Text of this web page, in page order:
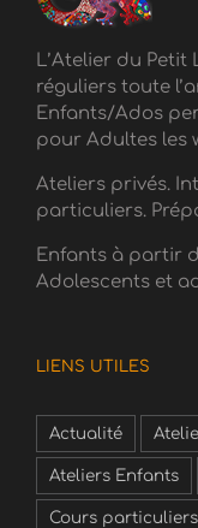
L’Atelier du Petit
réguliers toute
Enfants/Ados
pour Adultes les
Ateliers privés.
particuliers.
Enfants à partir
Adolescents et
LIENS UTILES
Actualité
Ateliers Enfants
Cours particuliers